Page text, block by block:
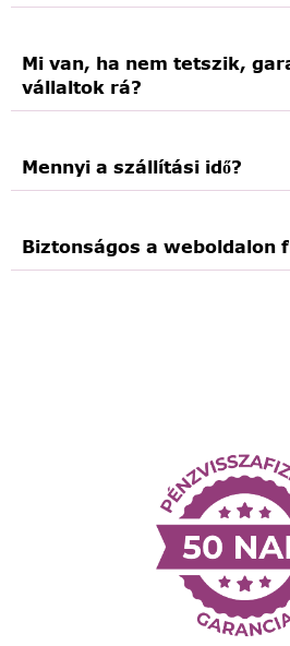
Mi van, ha nem tetszik,
vállaltok rá?
Mennyi a szállítási idő?
Biztonságos a weboldalon